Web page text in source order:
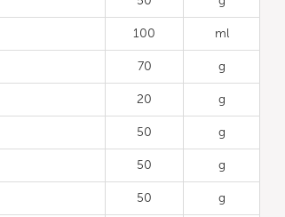
100 ml
70 g
20 g
50 g
50 g
50 g